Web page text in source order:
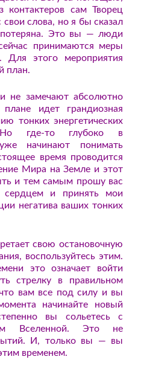
контактеров сам Творец
слова, но я бы сказал
Это вы — люди
принимаются меры
Для этого мероприятия
план.
замечают абсолютно
идет грандиозная
тонких энергетических
Но где-то глубоко в
начинают понимать
время проводится
Мира на Земле и этот
и тем самым прошу вас
сердцем и принять мои
негатива ваших тонких
свою остановочную
воспользуйтесь этим.
это означает войти
стрелку в правильном
вам все под силу и вы
начинайте новый
вы сольетесь с
Вселенной. Это не
И, только вы — вы
временем.